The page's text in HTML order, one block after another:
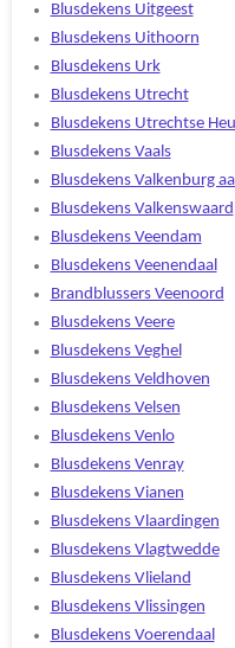
Blusdekens Uitgeest
Blusdekens Uithoorn
Blusdekens Urk
Blusdekens Utrecht
Blusdekens Utrechtse
Blusdekens Vaals
Blusdekens Valkenburg
Blusdekens Valkenswaard
Blusdekens Veendam
Blusdekens Veenendaal
Brandblussers Veenoord
Blusdekens Veere
Blusdekens Veghel
Blusdekens Veldhoven
Blusdekens Velsen
Blusdekens Venlo
Blusdekens Venray
Blusdekens Vianen
Blusdekens Vlaardingen
Blusdekens Vlagtwedde
Blusdekens Vlieland
Blusdekens Vlissingen
Blusdekens Voerendaal